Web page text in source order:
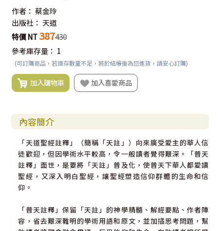
作者： 蔡金玲
出版社： 天道
特價 NT 387430
參考庫存量： 1
(可訂購商品，若庫存數量不足，將於結帳後為您進貨，請安心訂購)
加入購物車 加入喜愛商品
內容簡介
「天道聖經註釋」（簡稱「天註」）向來廣受愛主的華人信
徒歡迎，但因學術水平較高，令一般讀者覺得艱深。「普天
註釋」面世，是要將「天註」普及化，使普天下華人都愛讀
聖經，又深入明白聖經，讓聖經塑造信仰群體的生命和信
仰。
「普天註釋」保留「天註」的神學精髓、解經要點、作者陣
容，省去艱深難明的學術用語和原文，並加插思考問題，幫